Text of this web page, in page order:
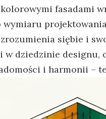
fasadami
wymiaru
siębie⁤ i⁤
w dziedzinie designu,
‍i harmonii ⁣–